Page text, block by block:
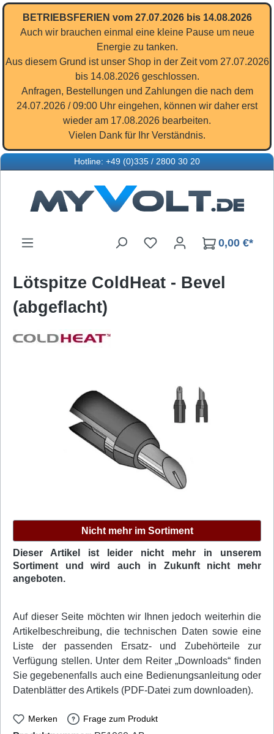
Zum Hauptinhalt springen
BETRIEBSFERIEN vom 27.07.2026 bis 14.08.2026
Auch wir brauchen einmal eine kleine Pause um neue
Energie zu tanken.
Aus diesem Grund ist unser Shop in der Zeit vom 27.07.2026
bis 14.08.2026 geschlossen.
Anfragen, Bestellungen und Zahlungen die nach dem
24.07.2026 / 09:00 Uhr eingehen, können wir daher erst
wieder am 17.08.2026 bearbeiten.
Vielen Dank für Ihr Verständnis.
Hotline: +49 (0)335 / 2800 30 20
Du hast 0 Produkte auf
0,00 €*
Lötspitze ColdHeat - Bevel
(abgeflacht)
Nicht mehr im Sortiment
Dieser Artikel ist leider nicht mehr in unserem
Sortiment und wird auch in Zukunft nicht mehr
angeboten.
Auf dieser Seite möchten wir Ihnen jedoch weiterhin die
Artikelbeschreibung, die technischen Daten sowie eine
Liste der passenden Ersatz- und Zubehörteile zur
Verfügung stellen. Unter dem Reiter „Downloads“ finden
Sie gegebenenfalls auch eine Bedienungsanleitung oder
Datenblätter des Artikels (PDF-Datei zum downloaden).
Merken Frage zum Produkt